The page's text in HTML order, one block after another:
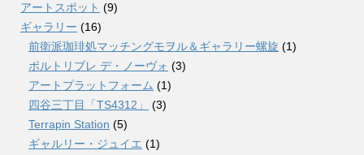
アートスポット (9)
ギャラリー (16)
前衛派珈琲処マッチングモヲル＆ギャラリー螺旋 (1)
ポルトリブレ デ・ノーヴォ (3)
アートプラットフォーム (1)
四谷三丁目「TS4312」
(3)
Terrapin Station (5)
ギャルリー・ジュイエ (1)